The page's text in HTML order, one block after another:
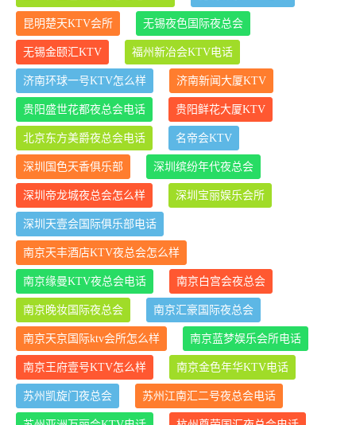
昆明楚天KTV会所 无锡夜色国际夜总会
无锡金颐汇KTV 福州新冶会KTV电话
济南环球一号KTV怎么样 济南新闻大厦KTV
贵阳盛世花都夜总会电话 贵阳鲜花大厦KTV
北京东方美爵夜总会电话 名帝会KTV
深圳国色天香俱乐部 深圳缤纷年代夜总会
深圳帝龙城夜总会怎么样 深圳宝丽娱乐会所
深圳天壹会国际俱乐部电话
南京天丰酒店KTV夜总会怎么样
南京缘曼KTV夜总会电话 南京白宫会夜总会
南京晚妆国际夜总会 南京汇豪国际夜总会
南京天京国际ktv会所怎么样 南京蓝梦娱乐会所电话
南京王府壹号KTV怎么样 南京金色年华KTV电话
苏州凯旋门夜总会 苏州江南汇二号夜总会电话